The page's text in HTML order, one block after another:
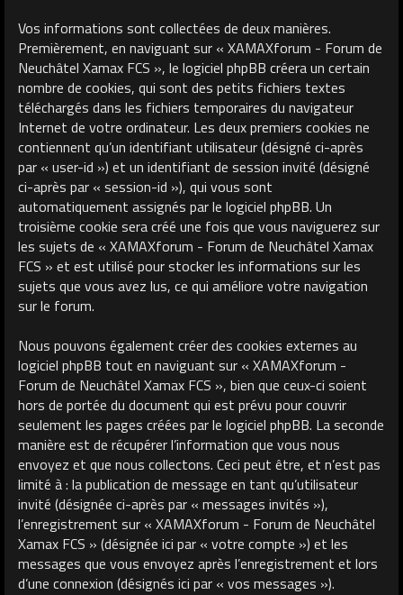
Vos informations sont collectées de deux manières.
Premièrement, en naviguant sur « XAMAXforum - Forum de
Neuchâtel Xamax FCS », le logiciel phpBB créera un certain
nombre de cookies, qui sont des petits fichiers textes
téléchargés dans les fichiers temporaires du navigateur
Internet de votre ordinateur. Les deux premiers cookies ne
contiennent qu’un identifiant utilisateur (désigné ci-après
par « user-id ») et un identifiant de session invité (désigné
ci-après par « session-id »), qui vous sont
automatiquement assignés par le logiciel phpBB. Un
troisième cookie sera créé une fois que vous naviguerez sur
les sujets de « XAMAXforum - Forum de Neuchâtel Xamax
FCS » et est utilisé pour stocker les informations sur les
sujets que vous avez lus, ce qui améliore votre navigation
sur le forum.
Nous pouvons également créer des cookies externes au
logiciel phpBB tout en naviguant sur « XAMAXforum -
Forum de Neuchâtel Xamax FCS », bien que ceux-ci soient
hors de portée du document qui est prévu pour couvrir
seulement les pages créées par le logiciel phpBB. La seconde
manière est de récupérer l’information que vous nous
envoyez et que nous collectons. Ceci peut être, et n’est pas
limité à : la publication de message en tant qu’utilisateur
invité (désignée ci-après par « messages invités »),
l’enregistrement sur « XAMAXforum - Forum de Neuchâtel
Xamax FCS » (désignée ici par « votre compte ») et les
messages que vous envoyez après l’enregistrement et lors
d’une connexion (désignés ici par « vos messages »).